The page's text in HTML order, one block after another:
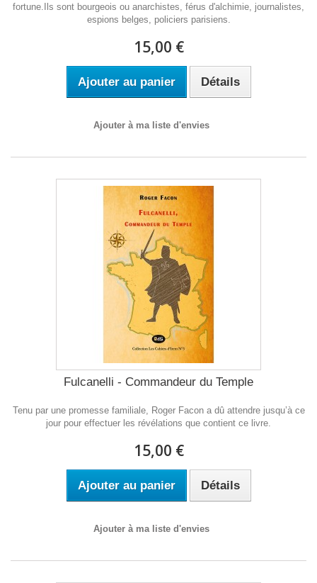
fortune.Ils sont bourgeois ou anarchistes, férus d'alchimie, journalistes,
espions belges, policiers parisiens.
15,00 €
Ajouter au panier Détails
Ajouter à ma liste d'envies
Fulcanelli - Commandeur du Temple
Tenu par une promesse familiale, Roger Facon a dû attendre jusqu’à ce
jour pour effectuer les révélations que contient ce livre.
15,00 €
Ajouter au panier Détails
Ajouter à ma liste d'envies